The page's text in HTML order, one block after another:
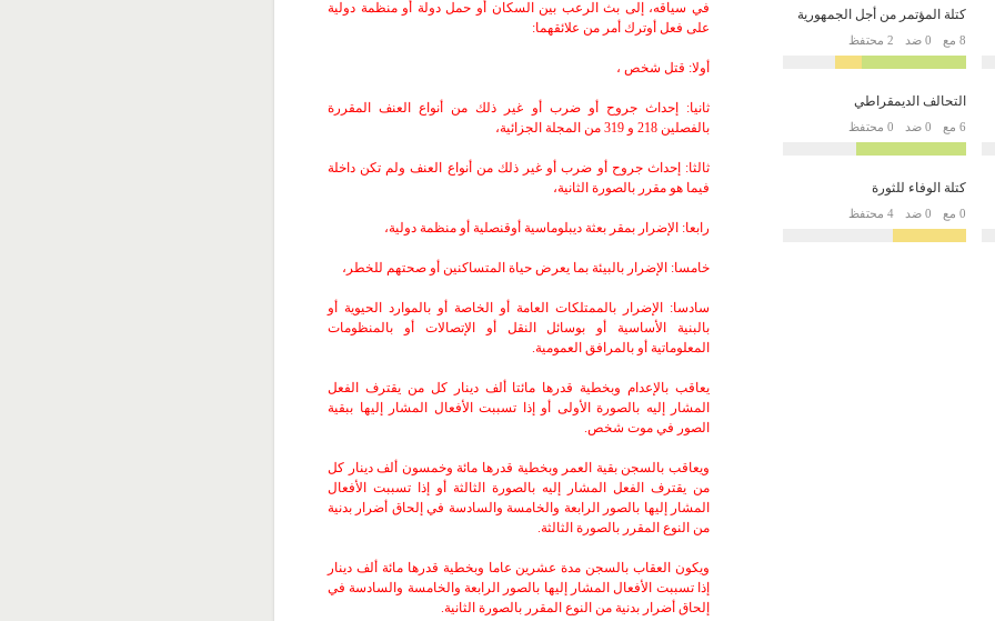
كتلة المؤتمر من أجل الجمهورية
8 مع 0 ضد 2 محتفظ
التحالف الديمقراطي
6 مع 0 ضد 0 محتفظ
كتلة الوفاء للثورة
0 مع 0 ضد 4 محتفظ
في سياقه، إلى بث الرعب بين السكان أو حمل دولة أو منظمة دولية
على فعل أوترك أمر من علائقهما:
أولا: قتل شخص ،
ثانيا: إحداث جروح أو ضرب أو غير ذلك من أنواع العنف المقررة
بالفصلين 218 و 319 من المجلة الجزائية،
ثالثا: إحداث جروح أو ضرب أو غير ذلك من أنواع العنف ولم تكن داخلة
فيما هو مقرر بالصورة الثانية،
رابعا: الإضرار بمقر بعثة ديبلوماسية أوقنصلية أو منظمة دولية،
خامسا: الإضرار بالبيئة بما يعرض حياة المتساكنين أو صحتهم للخطر،
سادسا: الإضرار بالممتلكات العامة أو الخاصة أو بالموارد الحيوية أو
بالبنية الأساسية أو بوسائل النقل أو الإتصالات أو بالمنظومات
المعلوماتية أو بالمرافق العمومية.
يعاقب بالإعدام وبخطية قدرها مائتا ألف دينار كل من يقترف الفعل
المشار إليه بالصورة الأولى أو إذا تسببت الأفعال المشار إليها ببقية
الصور في موت شخص.
ويعاقب بالسجن بقية العمر وبخطية قدرها مائة وخمسون ألف دينار كل
من يقترف الفعل المشار إليه بالصورة الثالثة أو إذا تسببت الأفعال
المشار إليها بالصور الرابعة والخامسة والسادسة في إلحاق أضرار بدنية
من النوع المقرر بالصورة الثالثة.
ويكون العقاب بالسجن مدة عشرين عاما وبخطية قدرها مائة ألف دينار
إذا تسببت الأفعال المشار إليها بالصور الرابعة والخامسة والسادسة في
إلحاق أضرار بدنية من النوع المقرر بالصورة الثانية.